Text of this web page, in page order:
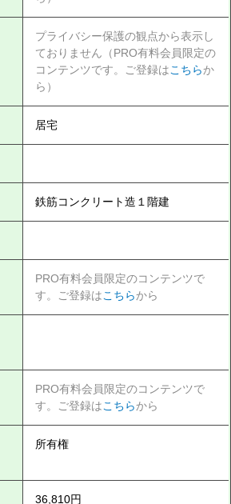
プライバシー保護の観点から表示し
ておりません（PRO有料会員限定の
コンテンツです。ご登録はこちらか
ら）
居宅
鉄筋コンクリート造１階建
PRO有料会員限定のコンテンツで
す。ご登録はこちらから
PRO有料会員限定のコンテンツで
す。ご登録はこちらから
所有権
36,810円